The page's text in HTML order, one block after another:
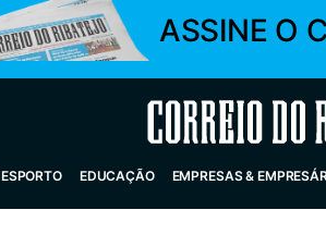
ASSINE O
Correio do
EDUCAÇÃO EMPRESAS &